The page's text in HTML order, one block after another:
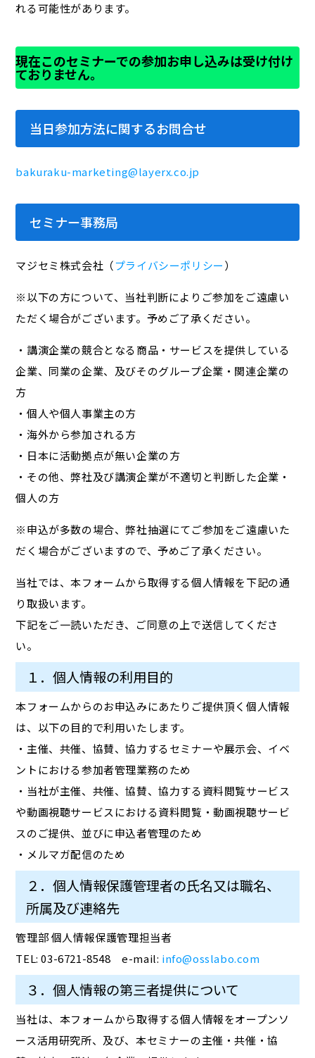
れる可能性があります。
現在このセミナーでの参加お申し込みは受け付け
ておりません。
当日参加方法に関するお問合せ
bakuraku-marketing@layerx.co.jp
セミナー事務局
マジセミ株式会社（プライバシーポリシー）
※以下の方について、当社判断によりご参加をご遠慮い
ただく場合がございます。予めご了承ください。
・講演企業の競合となる商品・サービスを提供している
企業、同業の企業、及びそのグループ企業・関連企業の
方
・個人や個人事業主の方
・海外から参加される方
・日本に活動拠点が無い企業の方
・その他、弊社及び講演企業が不適切と判断した企業・
個人の方
※申込が多数の場合、弊社抽選にてご参加をご遠慮いた
だく場合がございますので、予めご了承ください。
当社では、本フォームから取得する個人情報を下記の通
り取扱います。
下記をご一読いただき、ご同意の上で送信してくださ
い。
１．個人情報の利用目的
本フォームからのお申込みにあたりご提供頂く個人情報
は、以下の目的で利用いたします。
・主催、共催、協賛、協力するセミナーや展示会、イベ
ントにおける参加者管理業務のため
・当社が主催、共催、協賛、協力する資料閲覧サービス
や動画視聴サービスにおける資料閲覧・動画視聴サービ
スのご提供、並びに申込者管理のため
・メルマガ配信のため
２．個人情報保護管理者の氏名又は職名、
所属及び連絡先
管理部 個人情報保護管理担当者
TEL: 03-6721-8548 e-mail: info@osslabo.com
３．個人情報の第三者提供について
当社は、本フォームから取得する個人情報をオープンソ
ース活用研究所、及び、本セミナーの主催・共催・協